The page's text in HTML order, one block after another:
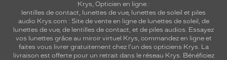
Krys, Opticien en ligne :
lentilles de contact, lunettes de vue, lunettes de soleil et piles
audio Krys.com : Site de vente en ligne de lunettes de soleil, de
lunettes de vue, de lentilles de contact, et de piles audios. Essayez
vos lunettes grâce au miroir virtuel Krys, commandez en ligne et
faites vous livrer gratuitement chez l'un des opticiens Krys. La
livraison est offerte pour un retrait dans le réseau Krys. Bénéficiez